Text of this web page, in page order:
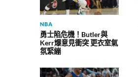
NBA
勇士陷危機！Butler與
Kerr爆意見衝突 更衣室氣
氛緊繃